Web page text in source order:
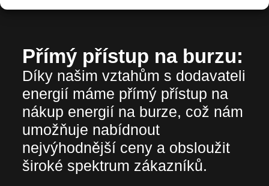
Přímý přístup na burzu:
Díky našim vztahům s dodavateli
energií máme přímý přístup na
nákup energií na burze, což nám
umožňuje nabídnout
nejvýhodnější ceny a obsloužit
široké spektrum zákazníků.